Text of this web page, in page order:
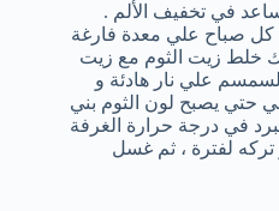
في تخفيف الألم .
الثوم كل صباح علي معدة فارغة
خلط زيت الثوم مع زيت
علي نار هادئة و
حتي يصبح لون الثوم بني
في درجة حرارة الغرفة
تركه لفترة ، ثم غسل